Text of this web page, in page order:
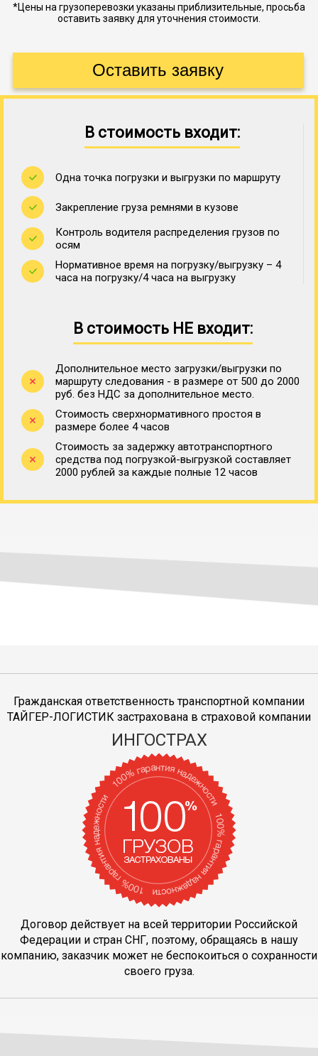
*Цены на грузоперевозки указаны приблизительные, просьба
оставить заявку для уточнения стоимости.
В стоимость входит:
Одна точка погрузки и выгрузки по маршруту
Закрепление груза ремнями в кузове
Контроль водителя распределения грузов по
осям
Нормативное время на погрузку/выгрузку – 4
часа на погрузку/4 часа на выгрузку
В стоимость НЕ входит:
Дополнительное место загрузки/выгрузки по
маршруту следования - в размере от 500 до 2000
руб. без НДС за дополнительное место.
Стоимость сверхнормативного простоя в
размере более 4 часов
Стоимость за задержку автотранспортного
средства под погрузкой-выгрузкой составляет
2000 рублей за каждые полные 12 часов
Гражданская ответственность транспортной компании
ТАЙГЕР-ЛОГИСТИК застрахована в страховой компании
ИНГОСТРАХ
Договор действует на всей территории Российской
Федерации и стран СНГ, поэтому, обращаясь в нашу
компанию, заказчик может не беспокоиться о сохранности
своего груза.